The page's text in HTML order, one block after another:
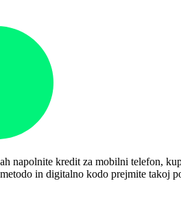
napolnite kredit za mobilni telefon,
in digitalno kodo prejmite takoj